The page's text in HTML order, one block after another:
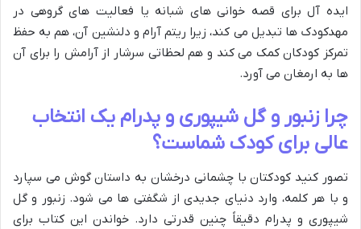
ایده آل برای قصه خوانی های شبانه یا فعالیت های گروهی در
مهدکودک ها تبدیل می کند، زیرا ریتم آرام و دلنشین آن، هم به حفظ
تمرکز کودکان کمک می کند و هم لحظاتی سرشار از آرامش را برای آن
ها به ارمغان می آورد.
چرا زنبور و گل شیپوری و پدرام یک انتخاب
عالی برای کودک شماست؟
تصور کنید کودکتان با چشمانی درخشان به داستان گوش می سپارد
و با هر کلمه، وارد دنیای جدیدی از شگفتی ها می شود. زنبور و گل
شیپوری و پدرام دقیقاً چنین قدرتی دارد. خواندن این کتاب برای